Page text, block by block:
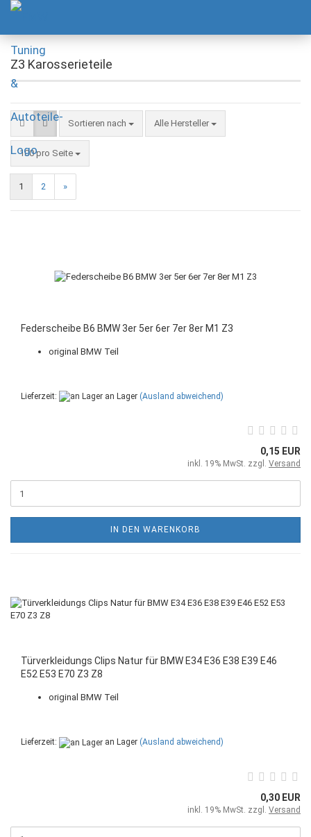
Z3 Karosserieteile
Sortieren nach Alle Hersteller
100 pro Seite
1 2 »
Federscheibe B6 BMW 3er 5er 6er 7er 8er M1 Z3
original BMW Teil
Lieferzeit: an Lager (Ausland abweichend)
0,15 EUR
inkl. 19% MwSt. zzgl. Versand
IN DEN WARENKORB
Türverkleidungs Clips Natur für BMW E34 E36 E38 E39 E46
E52 E53 E70 Z3 Z8
original BMW Teil
Lieferzeit: an Lager (Ausland abweichend)
0,30 EUR
inkl. 19% MwSt. zzgl. Versand